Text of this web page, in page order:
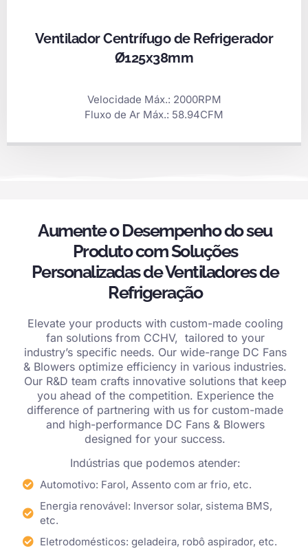
Ventilador Centrífugo de Refrigerador
Ø125x38mm
Velocidade Máx.: 2000RPM
Fluxo de Ar Máx.: 58.94CFM
Aumente o Desempenho do seu
Produto com Soluções
Personalizadas de Ventiladores de
Refrigeração
Elevate your products with custom-made cooling
fan solutions from CCHV, tailored to your
industry’s specific needs. Our wide-range DC Fans
& Blowers optimize efficiency in various industries.
Our R&D team crafts innovative solutions that keep
you ahead of the competition. Experience the
difference of partnering with us for custom-made
and high-performance DC Fans & Blowers
designed for your success.
Indústrias que podemos atender:
Automotivo: Farol, Assento com ar frio, etc.
Energia renovável: Inversor solar, sistema BMS,
etc.
Eletrodomésticos: geladeira, robô aspirador, etc.